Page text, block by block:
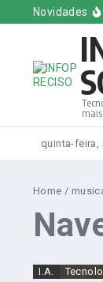
Ir para o conteúdo
Novidades
Inteligência Artificial
quinta-feira,
Home /
I.A.